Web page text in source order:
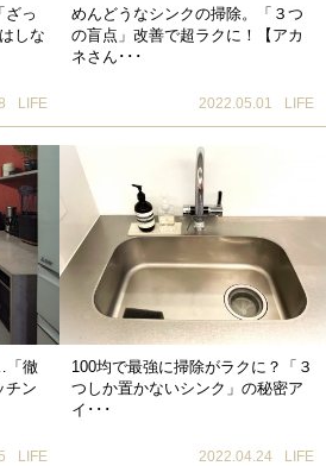
ざっ
しな
LIFE
めんどうなシンクの掃除。「３つ
の盲点」改善で超ラクに！【アカ
ネさん･･･
2022.05.01 LIFE
「徹
チン
LIFE
100均で最強に掃除がラクに？「３
つしか置かないシンク」の秘密ア
イ･･･
2022.04.24 LIFE